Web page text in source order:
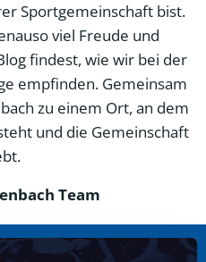
Sportgemeinschaft bist.
viel Freude und
findest, wie wir bei der
empfinden. Gemeinsam
zu einem Ort, an dem
und die Gemeinschaft
Team